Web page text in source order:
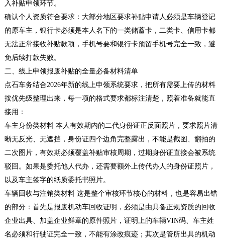
入补贴申领环节。
确认个人资质符合要求：大部分地区要求补贴申请人必须是车辆登记
的原车主，银行卡必须是本人名下的一类储蓄卡，二类卡、信用卡都
无法正常接收补贴款项，手机号要和银行卡预留手机号完全一致，避
免后续打款失败。
二、线上申领报废补贴的全量必备材料清单
点石车务结合2026年新的线上申领系统要求，把所有需要上传的材料
按优先级整理出来，每一项的格式要求都标注清楚，照着准备就能直
接用：
车主身份类材料 本人有效期内的二代身份证正反面照片，要求照片清
晰无反光、无遮挡，身份证四个边角完整露出，不能是截图、翻拍的
二次图片，有效期必须覆盖补贴审核周期，过期身份证直接会被系统
驳回。如果是委托他人代办，还需要额外上传代办人的身份证照片，
以及车主签字的纸质委托书照片。
车辆回收与注销类材料 这是整个审核环节核心的材料，也是容易出错
的部分：首先是报废机动车回收证明，必须是由具备正规资质的回收
企业出具、加盖企业鲜章的原件照片，证明上的车辆VIN码、车主姓
名必须和行驶证完全一致，不能有涂改痕迹；其次是管所出具的机动